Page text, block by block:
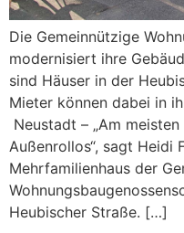
Die Gemeinnützige
modernisiert ihre
sind Häuser in der
Mieter können dabei in
Neustadt – „Am
Außenrollos“, sagt Heidi
Mehrfamilienhaus der
Heubischer Straße. […]